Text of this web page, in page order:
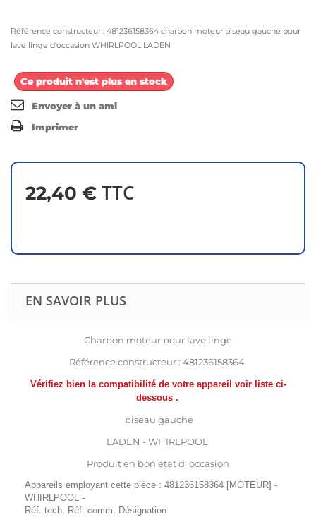
Référence constructeur : 481236158364 charbon moteur biseau gauche pour
lave linge d'occasion WHIRLPOOL LADEN
Ce produit n'est plus en stock
Envoyer à un ami
Imprimer
22,40 € TTC
EN SAVOIR PLUS
Charbon moteur pour lave linge
Référence constructeur : 481236158364
Vérifiez bien la compatibilité de votre appareil voir liste ci-
dessous .
biseau gauche
LADEN - WHIRLPOOL
Produit en bon état d' occasion
Appareils employant cette pièce : 481236158364 [MOTEUR] -
WHIRLPOOL -
Réf. tech. Réf. comm. Désignation